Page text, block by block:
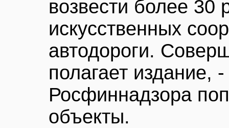
возвести более 30
искусственных
автодороги.
полагает издание,
Росфиннадзора
объекты.